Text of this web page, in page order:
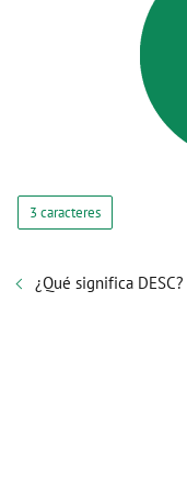
3 caracteres
¿Qué significa DESC?